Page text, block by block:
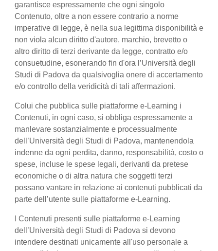
garantisce espressamente che ogni singolo
Contenuto, oltre a non essere contrario a norme
imperative di legge, è nella sua legittima disponibilità e
non viola alcun diritto d'autore, marchio, brevetto o
altro diritto di terzi derivante da legge, contratto e/o
consuetudine, esonerando fin d'ora l’Università degli
Studi di Padova da qualsivoglia onere di accertamento
e/o controllo della veridicità di tali affermazioni.
Colui che pubblica sulle piattaforme e-Learning i
Contenuti, in ogni caso, si obbliga espressamente a
manlevare sostanzialmente e processualmente
dell’Università degli Studi di Padova, mantenendola
indenne da ogni perdita, danno, responsabilità, costo o
spese, incluse le spese legali, derivanti da pretese
economiche o di altra natura che soggetti terzi
possano vantare in relazione ai contenuti pubblicati da
parte dell’utente sulle piattaforme e-Learning.
I Contenuti presenti sulle piattaforme e-Learning
dell’Università degli Studi di Padova si devono
intendere destinati unicamente all'uso personale a